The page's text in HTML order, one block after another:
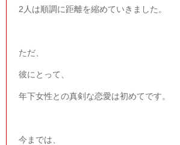
2 人は順調に距離を縮めていきました。
ただ、
彼にとって、
年下女性との真剣な恋愛は初めてです。
今までは、